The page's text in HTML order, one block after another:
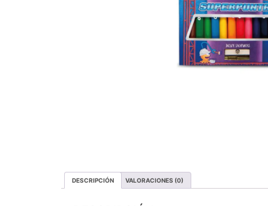
DESCRIPCIÓN VALORACIONES (0)